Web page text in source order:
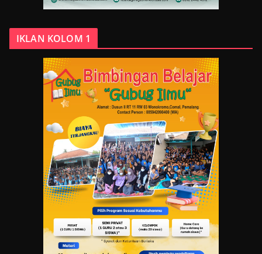
IKLAN KOLOM 1